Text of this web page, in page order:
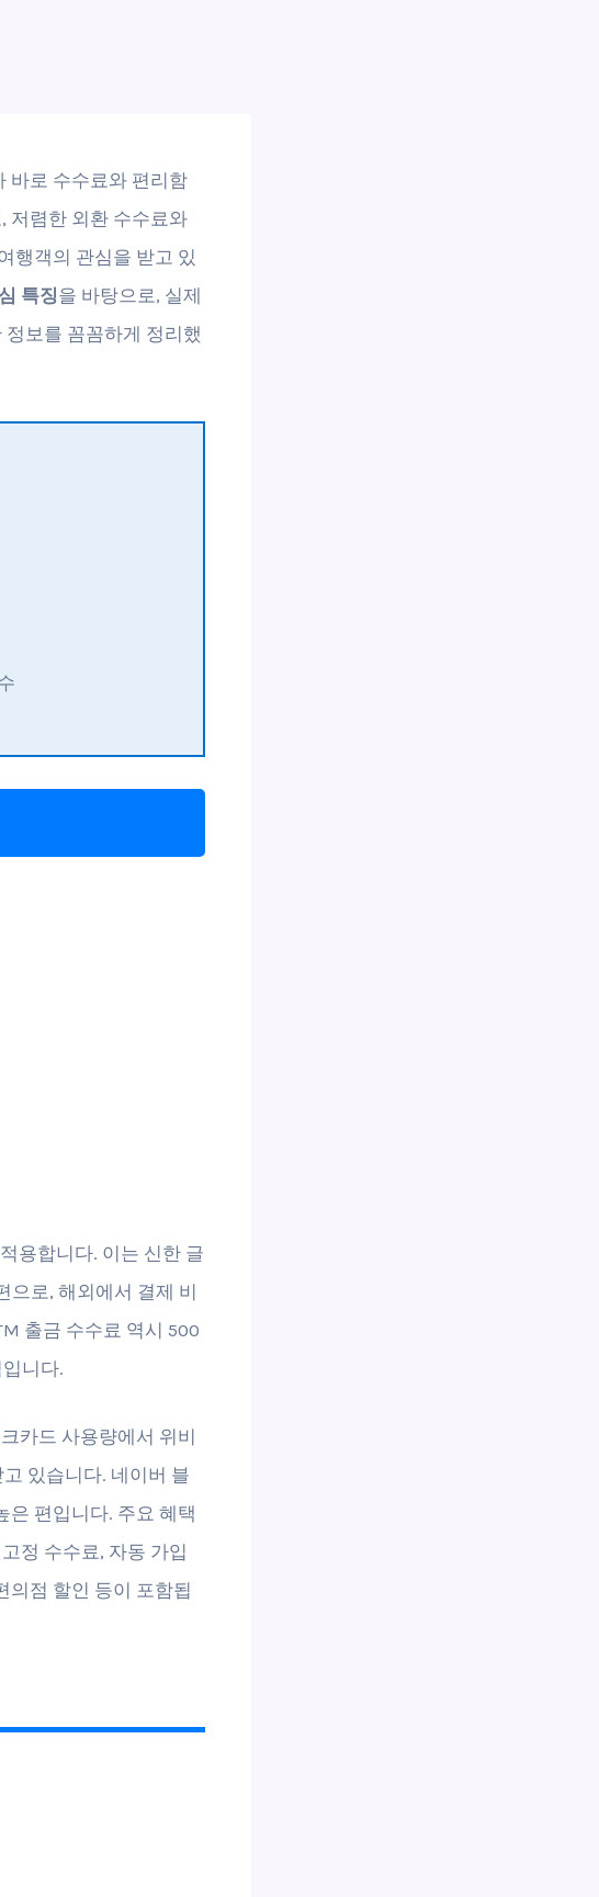
바로 수수료와 편리함
저렴한 외환 수수료와
행객의 관심을 받고 있
특징을 바탕으로, 실제
보를 꼼꼼하게 정리했
용합니다. 이는 신한 글
으로, 해외에서 결제 비
출금 수수료 역시 500
니다.
카드 사용량에서 위비
있습니다. 네이버 블
은 편입니다. 주요 혜택
정 수수료, 자동 가입
의점 할인 등이 포함됩